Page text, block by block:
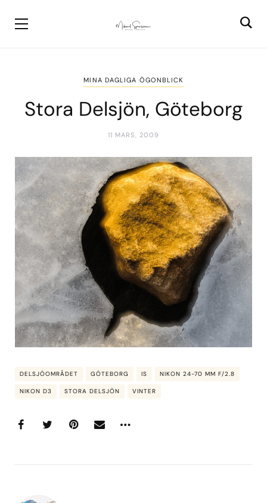
MINA DAGLIGA ÖGONBLICK
Stora Delsjön, Göteborg
11 MARS, 2009
DELSJÖOMRÅDET GÖTEBORG IS NIKON 24-70 MM F/2.8
NIKON D3 STORA DELSJÖN VINTER